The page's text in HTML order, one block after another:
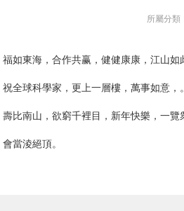
所屬分類
福如東海，合作共赢，健健康康，江山如
祝全球科學家，更上一層樓，萬事如意，。
壽比南山，欲窮千裡目，新年快樂，一覽
會當淩絕頂。